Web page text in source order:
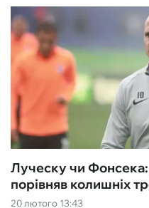
20 лютого 13:43
Луческу чи
порівняв колишніх